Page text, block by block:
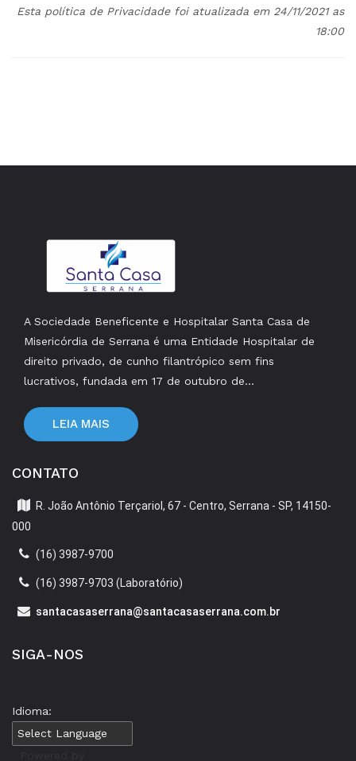
Esta política de Privacidade foi atualizada em 24/11/2021 as
18:00
A Sociedade Beneficente e Hospitalar Santa Casa de
Misericórdia de Serrana é uma Entidade Hospitalar de
direito privado, de cunho filantrópico sem fins
lucrativos, fundada em 17 de outubro de...
LEIA MAIS
CONTATO
R. João Antônio Terçariol, 67 - Centro, Serrana - SP, 14150-
000
(16) 3987-9700
(16) 3987-9703 (Laboratório)
santacasaserrana@santacasaserrana.com.br
SIGA-NOS
Idioma: